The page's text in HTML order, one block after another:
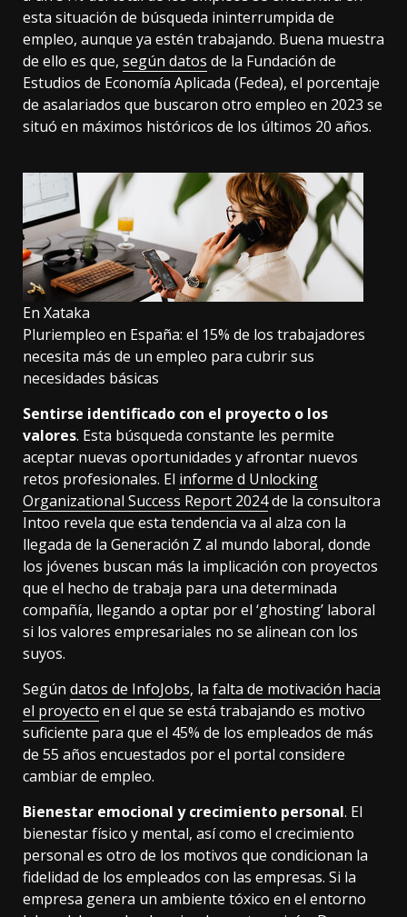
esta situación de búsqueda ininterrumpida de
empleo, aunque ya estén trabajando. Buena muestra
de ello es que, según datos de la Fundación de
Estudios de Economía Aplicada (Fedea), el porcentaje
de asalariados que buscaron otro empleo en 2023 se
situó en máximos históricos de los últimos 20 años.
En Xataka
Pluriempleo en España: el 15% de los trabajadores
necesita más de un empleo para cubrir sus
necesidades básicas
Sentirse identificado con el proyecto o los
valores. Esta búsqueda constante les permite
aceptar nuevas oportunidades y afrontar nuevos
retos profesionales. El informe d Unlocking
Organizational Success Report 2024de la consultora
Intoo revela que esta tendencia va al alza con la
llegada de la Generación Z al mundo laboral, donde
los jóvenes buscan más la implicación con proyectos
que el hecho de trabaja para una determinada
compañía, llegando a optar por el ‘ghosting’ laboral
si los valores empresariales no se alinean con los
suyos.
Según datos de InfoJobs, la falta de motivación hacia
el proyecto en el que se está trabajando es motivo
suficiente para que el 45% de los empleados de más
de 55 años encuestados por el portal considere
cambiar de empleo.
Bienestar emocional y crecimiento personal. El
bienestar físico y mental, así como el crecimiento
personal es otro de los motivos que condicionan la
fidelidad de los empleados con las empresas. Si la
empresa genera un ambiente tóxico en el entorno